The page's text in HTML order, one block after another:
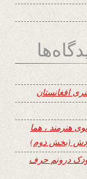
افغانستان
هنرمند ، هما
(بخش دوم)
درونم حرف